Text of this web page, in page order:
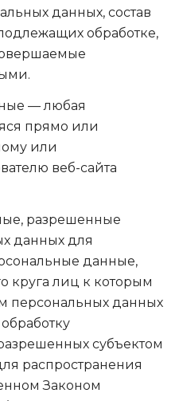
данных, состав
обработке,
— любая
прямо или
или
веб-сайта
разрешенные
данных для
данные,
круга лиц к которым
персональных данных
субъектом
распространения
Законом